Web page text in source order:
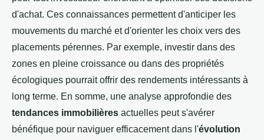
d'achat. Ces connaissances permettent d'anticiper les
mouvements du marché et d'orienter les choix vers des
placements pérennes. Par exemple, investir dans des
zones en pleine croissance ou dans des propriétés
écologiques pourrait offrir des rendements intéressants à
long terme. En somme, une analyse approfondie des
tendances immobilières actuelles peut s'avérer
bénéfique pour naviguer efficacement dans l'évolution